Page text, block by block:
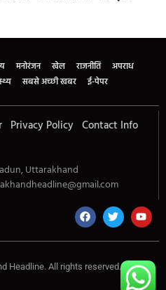
मनोरंजन खेल राजनीति
अपराध
सबसे अच्छी खबर ई-पेपर
Privacy Policy Contact Info
Uttarakhand
Headline. All rights reserved.